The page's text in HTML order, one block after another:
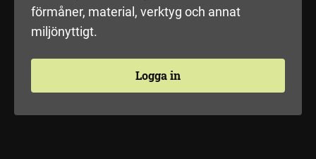
förmåner, material, verktyg och annat
miljönyttigt.
Logga in